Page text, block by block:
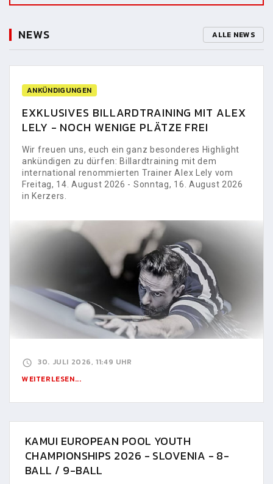
NEWS ALLE NEWS
ANKÜNDIGUNGEN
EXKLUSIVES BILLARDTRAINING MIT ALEX
LELY - NOCH WENIGE PLÄTZE FREI
Wir freuen uns, euch ein ganz besonderes Highlight
ankündigen zu dürfen: Billardtraining mit dem
international renommierten Trainer Alex Lely vom
Freitag, 14. August 2026 - Sonntag, 16. August 2026
in Kerzers.
30. JULI 2026, 11:49 UHR
WEITERLESEN...
KAMUI EUROPEAN POOL YOUTH
CHAMPIONSHIPS 2026 - SLOVENIA - 8-
BALL / 9-BALL